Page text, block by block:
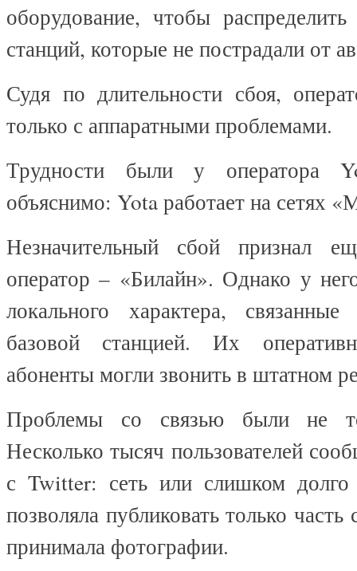
оборудование, чтобы
станций, которые не пострадали от
Судя по длительности сбоя,
только с аппаратными проблемами.
Трудности были у оператора
объяснимо: Yota работает на сетях
Незначительный сбой признал
оператор – «Билайн». Однако у
локального характера,
базовой станцией. Их
абоненты могли звонить в штатном
Проблемы со связью были не
Несколько тысяч пользователей
с Twitter: сеть или слишком долго
позволяла публиковать только
принимала фотографии.